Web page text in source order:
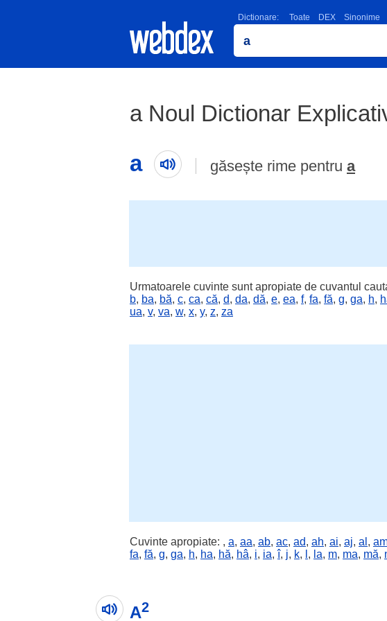
Dictionare: Toate DEX Sinonime
a Noul Dictionar
a
găsește rime pentru a
Urmatoarele cuvinte sunt apropiate de cuvantul
b, ba, bă, c, ca, că, d, da, dă, e, ea, f, fa, fă, g, ga, h,
ua, v, va, w, x, y, z, za
Cuvinte apropiate: , a, aa, ab, ac, ad, ah, ai, aj, al ,
fa, fă, g, ga, h, ha, hă, hâ, i, ia,î, j, k, , la, m, ma, mă,
A2